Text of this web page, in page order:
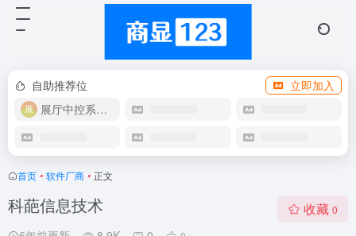
自助推荐位
立即加入
展厅中控系统OEM
首页 • 软件厂商 • 正文
科葩信息技术 收藏 0